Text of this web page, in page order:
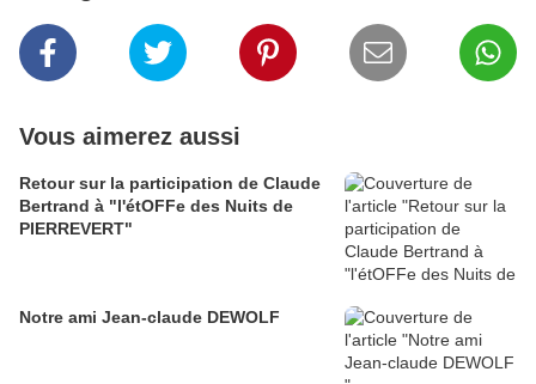
Vous aimerez aussi
Retour sur la participation de Claude
Bertrand à "l'étOFFe des Nuits de
PIERREVERT"
Notre ami Jean-claude DEWOLF